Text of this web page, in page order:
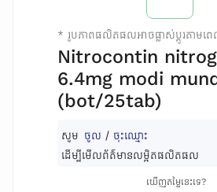
* រូបភាពផលិតផលអាចផ្លាស់ប្តូរតាមពេ
Nitrocontin
6.4mg modi
(bot/25tab)
សូម ចូល / ចុះឈ្មោះ
ដើម្បីមើលព័ត៌មានលម្អិតផលិតផល
ឃើញតម្លៃនេះទេ?